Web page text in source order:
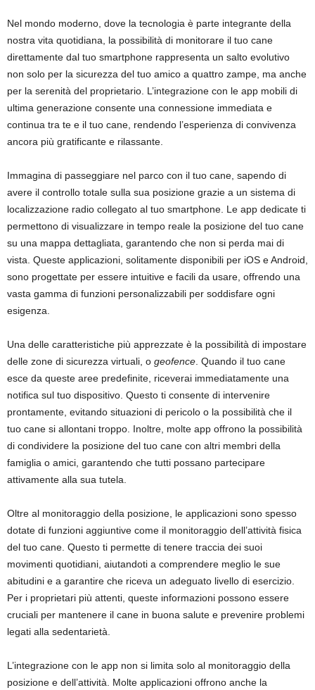
Nel mondo moderno, dove la tecnologia è parte integrante della
nostra vita quotidiana, la possibilità di monitorare il tuo cane
direttamente dal tuo smartphone rappresenta un salto evolutivo
non solo per la sicurezza del tuo amico a quattro zampe, ma anche
per la serenità del proprietario. L’integrazione con le app mobili di
ultima generazione consente una connessione immediata e
continua tra te e il tuo cane, rendendo l’esperienza di convivenza
ancora più gratificante e rilassante.
Immagina di passeggiare nel parco con il tuo cane, sapendo di
avere il controllo totale sulla sua posizione grazie a un sistema di
localizzazione radio collegato al tuo smartphone. Le app dedicate ti
permettono di visualizzare in tempo reale la posizione del tuo cane
su una mappa dettagliata, garantendo che non si perda mai di
vista. Queste applicazioni, solitamente disponibili per iOS e Android,
sono progettate per essere intuitive e facili da usare, offrendo una
vasta gamma di funzioni personalizzabili per soddisfare ogni
esigenza.
Una delle caratteristiche più apprezzate è la possibilità di impostare
delle zone di sicurezza virtuali, o geofence . Quando il tuo cane
esce da queste aree predefinite, riceverai immediatamente una
notifica sul tuo dispositivo. Questo ti consente di intervenire
prontamente, evitando situazioni di pericolo o la possibilità che il
tuo cane si allontani troppo. Inoltre, molte app offrono la possibilità
di condividere la posizione del tuo cane con altri membri della
famiglia o amici, garantendo che tutti possano partecipare
attivamente alla sua tutela.
Oltre al monitoraggio della posizione, le applicazioni sono spesso
dotate di funzioni aggiuntive come il monitoraggio dell’attività fisica
del tuo cane. Questo ti permette di tenere traccia dei suoi
movimenti quotidiani, aiutandoti a comprendere meglio le sue
abitudini e a garantire che riceva un adeguato livello di esercizio.
Per i proprietari più attenti, queste informazioni possono essere
cruciali per mantenere il cane in buona salute e prevenire problemi
legati alla sedentarietà.
L’integrazione con le app non si limita solo al monitoraggio della
posizione e dell’attività. Molte applicazioni offrono anche la